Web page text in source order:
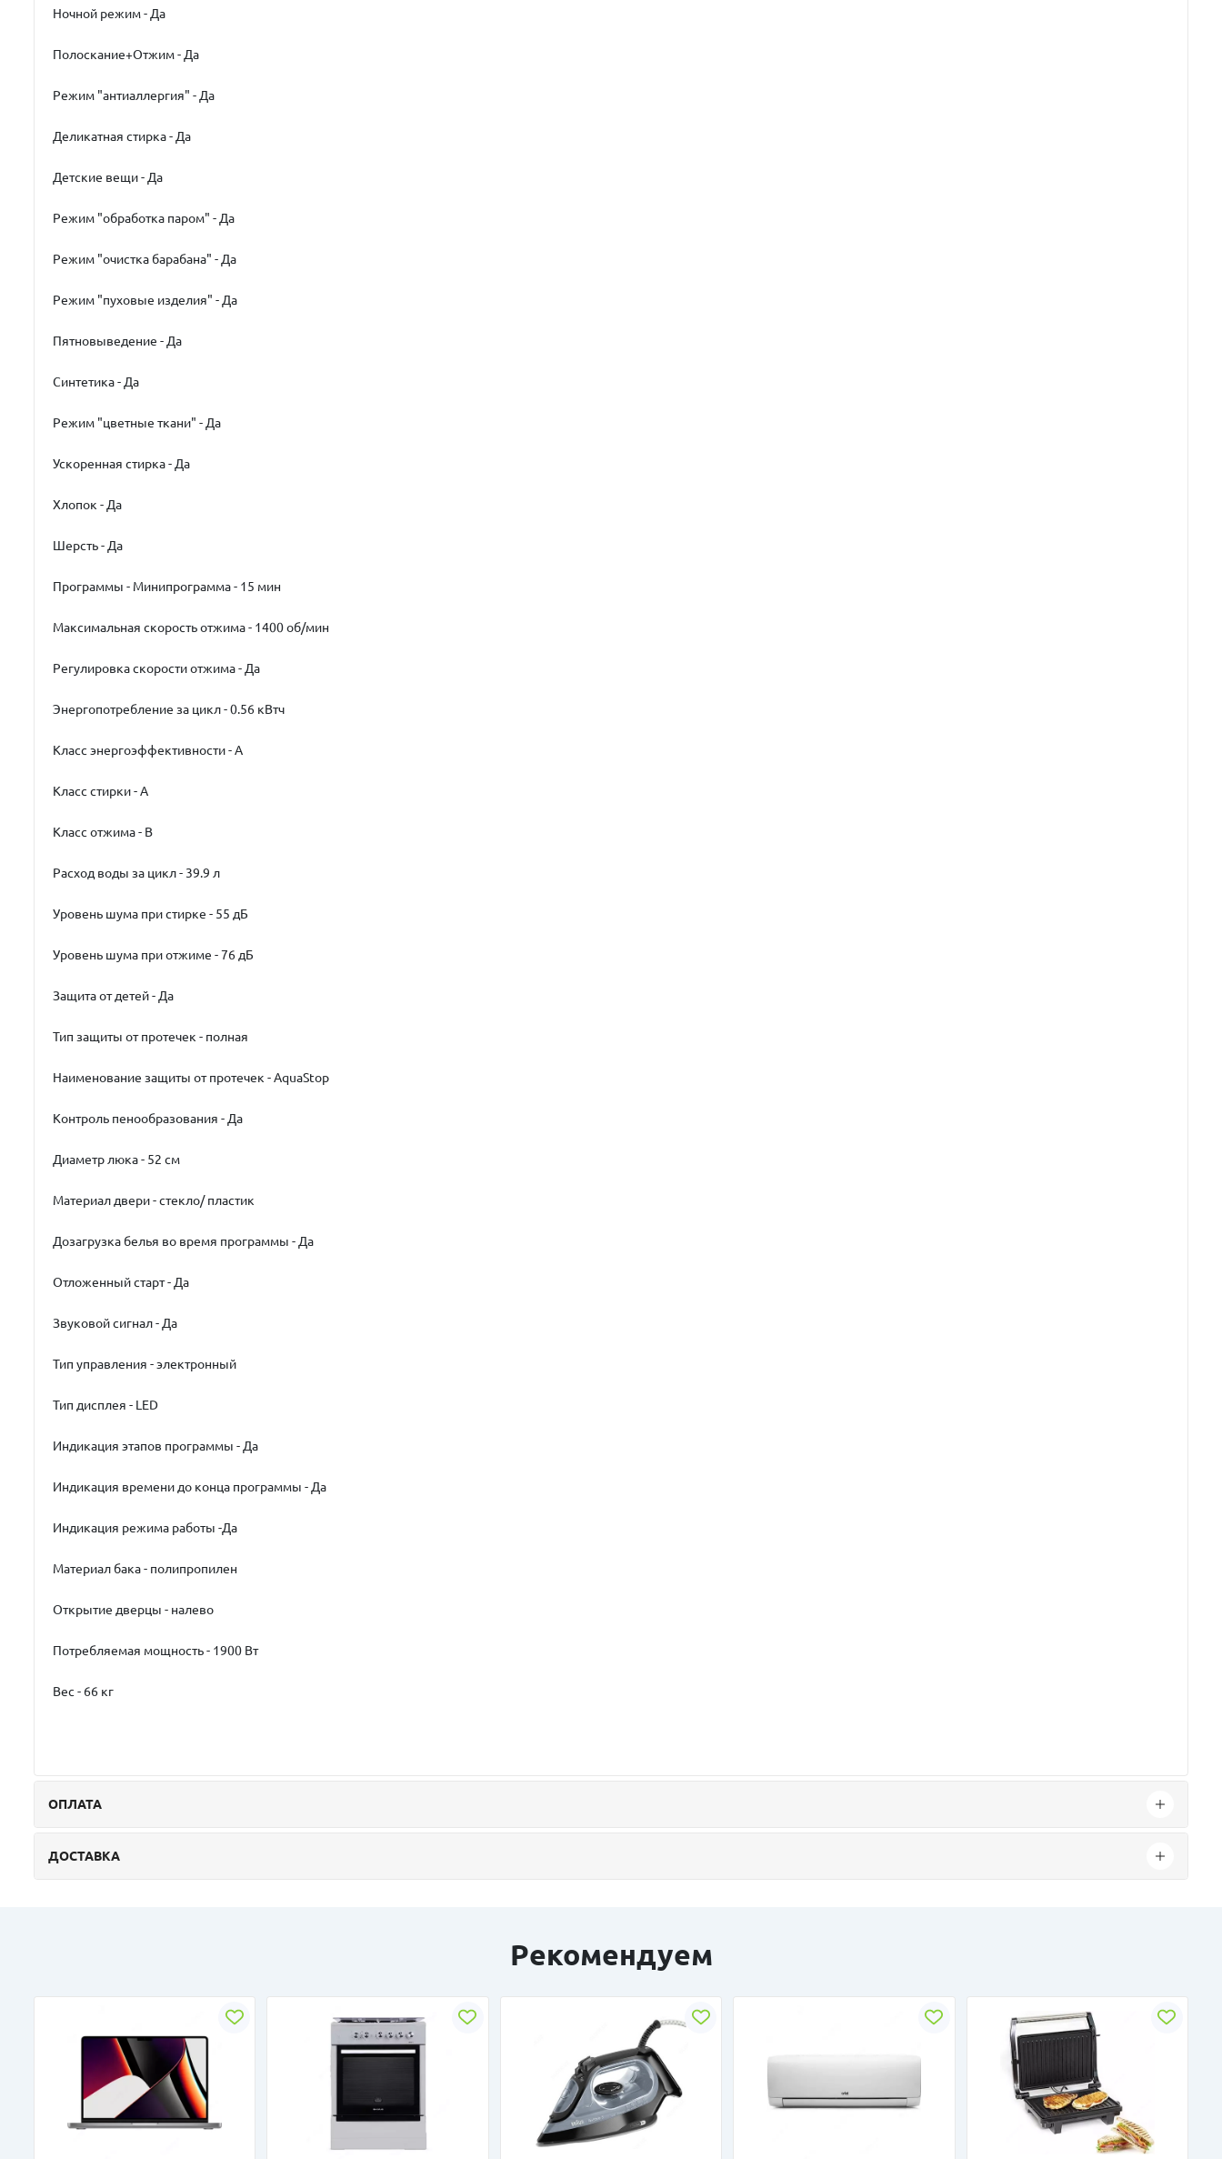
Ночной режим - Да
Полоскание+Отжим - Да
Режим "антиаллергия" - Да
Деликатная стирка - Да
Детские вещи - Да
Режим "обработка паром" - Да
Режим "очистка барабана" - Да
Режим "пуховые изделия" - Да
Пятновыведение - Да
Синтетика - Да
Режим "цветные ткани" - Да
Ускоренная стирка - Да
Хлопок - Да
Шерсть - Да
Программы - Минипрограмма - 15 мин
Максимальная скорость отжима - 1400 об/мин
Регулировка скорости отжима - Да
Энергопотребление за цикл - 0.56 кВтч
Класс энергоэффективности - A
Класс стирки - A
Класс отжима - B
Расход воды за цикл - 39.9 л
Уровень шума при стирке - 55 дБ
Уровень шума при отжиме - 76 дБ
Защита от детей - Да
Тип защиты от протечек - полная
Наименование защиты от протечек - AquaStop
Контроль пенообразования - Да
Диаметр люка - 52 см
Материал двери - стекло/ пластик
Дозагрузка белья во время программы - Да
Отложенный старт - Да
Звуковой сигнал - Да
Тип управления - электронный
Тип дисплея - LED
Индикация этапов программы - Да
Индикация времени до конца программы - Да
Индикация режима работы -Да
Материал бака - полипропилен
Открытие дверцы - налево
Потребляемая мощность - 1900 Вт
Вес - 66 кг
ОПЛАТА
ДОСТАВКА
Рекомендуем